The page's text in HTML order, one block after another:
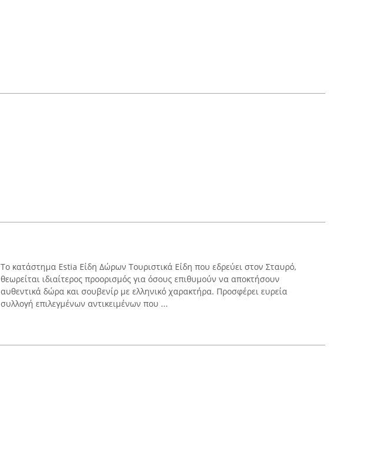
Το κατάστημα Estia Είδη Δώρων Τουριστικά Είδη που εδρεύει στον Σταυρό,
θεωρείται ιδιαίτερος προορισμός για όσους επιθυμούν να αποκτήσουν
αυθεντικά δώρα και σουβενίρ με ελληνικό χαρακτήρα. Προσφέρει ευρεία
συλλογή επιλεγμένων αντικειμένων που ...